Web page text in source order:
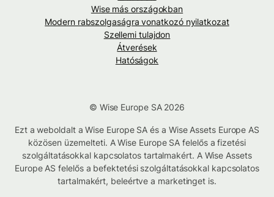
Wise más országokban
Modern rabszolgaságra vonatkozó nyilatkozat
Szellemi tulajdon
Átverések
Hatóságok
© Wise Europe SA 2026
Ezt a weboldalt a Wise Europe SA és a Wise Assets Europe AS
közösen üzemelteti. A Wise Europe SA felelős a fizetési
szolgáltatásokkal kapcsolatos tartalmakért. A Wise Assets
Europe AS felelős a befektetési szolgáltatásokkal kapcsolatos
tartalmakért, beleértve a marketinget is.